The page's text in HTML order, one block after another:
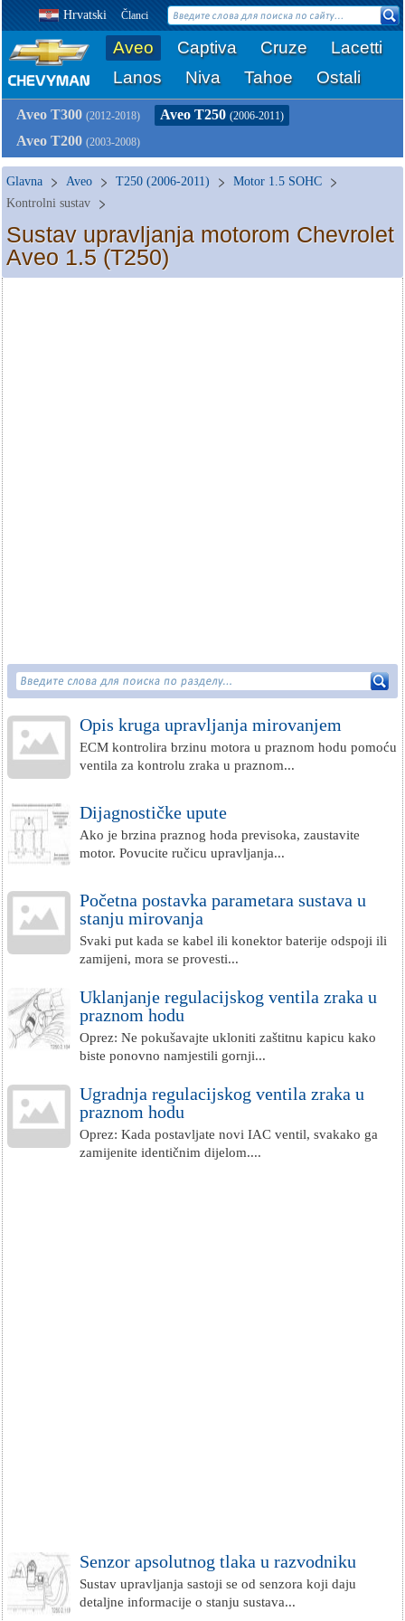
Hrvatski Članci
Aveo Captiva Cruze
Lacetti
Lanos
Niva Tahoe Ostali
Aveo T300 (2012-2018) Aveo T250 (2006-2011)
Aveo T200 (2003-2008)
Glavna Aveo T250 (2006-2011)
Motor 1.5 SOHC
Kontrolni sustav
Sustav upravljanja motorom Chevrolet
Aveo 1.5 (T250)
Opis kruga upravljanja mirovanjem
ECM kontrolira brzinu motora u praznom hodu pomoću
ventila za kontrolu zraka u praznom...
Dijagnostičke upute
Ako je brzina praznog hoda previsoka, zaustavite
motor. Povucite ručicu upravljanja...
Početna postavka parametara sustava u
stanju mirovanja
Svaki put kada se kabel ili konektor baterije odspoji ili
zamijeni, mora se provesti...
Uklanjanje regulacijskog ventila zraka u
praznom hodu
Oprez: Ne pokušavajte ukloniti zaštitnu kapicu kako
biste ponovno namjestili gornji...
Ugradnja regulacijskog ventila zraka u
praznom hodu
Oprez: Kada postavljate novi IAC ventil, svakako ga
zamijenite identičnim dijelom....
Senzor apsolutnog tlaka u razvodniku
Sustav upravljanja sastoji se od senzora koji daju
detaljne informacije o stanju sustava...